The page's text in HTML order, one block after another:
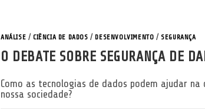
ANÁLISE /CIÊNCIA DE DADOS /DESENVOLVIMENTO / SEGURANÇA
O DEBATE SOBRE SEGURANÇA DE
Como as tecnologias de dados podem ajudar
nossa sociedade?